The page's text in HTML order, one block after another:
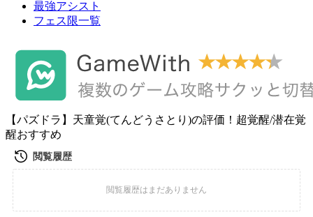
最強アシスト
フェス限一覧
【パズドラ】天童覚(てんどうさとり)の評価！超覚醒/潜在覚
醒おすすめ